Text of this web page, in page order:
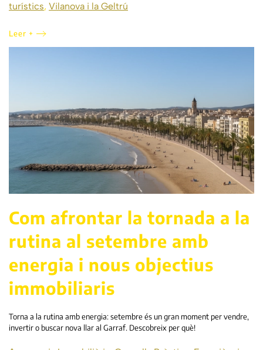
turístics, Vilanova i la Geltrú
Leer +
Com afrontar la tornada a la
rutina al setembre amb
energia i nous objectius
immobiliaris
Torna a la rutina amb energia: setembre és un gran moment per vendre,
invertir o buscar nova llar al Garraf. Descobreix per què!